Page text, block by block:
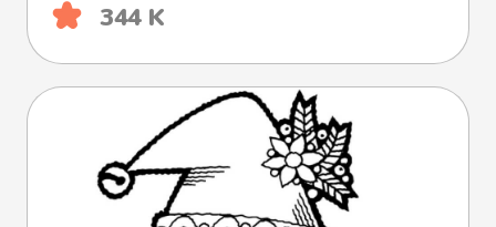
344 K